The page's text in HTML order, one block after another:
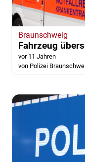
Braunschweig
Fahrzeug
vor 11 Jahren
von Polizei